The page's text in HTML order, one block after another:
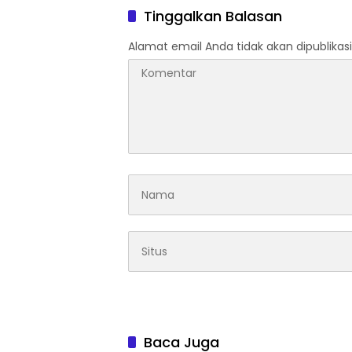
Tinggalkan Balasan
Alamat email Anda tidak akan
Baca Juga